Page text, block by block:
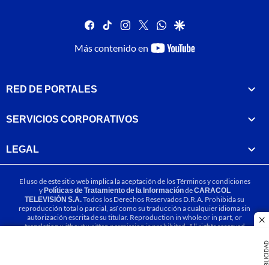
PUBLICIDAD
facebook
tiktok instagram
twitterwhatsapp
google
Más contenido en
youtube-
RED DE PORTALES
SERVICIOS CORPORATIVOS
LEGAL
El uso de este sitio web implica la aceptación de losTérminos y condiciones
yPolíticas de Tratamiento de la InformacióndeCARACOL
TELEVISIÓN S.A.Todos los Derechos Reservados D.R.A. Prohibida su
reproducción total o parcial, así como su traducción a cualquier idioma sin
autorización escrita de su titular. Reproduction in whole or in part, or
translation without written permission is prohibited. All rights reserved